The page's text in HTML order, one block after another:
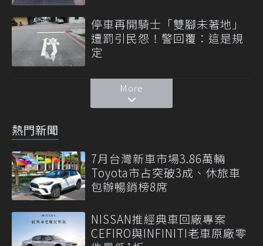
停車再開騎士「雙腳未著地」
遭罰引民怨！警回覆：這是規
定
More
熱門新聞
7月台灣新車市場3.86萬輛
Toyota市占突破3成、休旅車
包辦暢銷榜8席
NISSAN推經典車回廠專案
CEFIRO與INFINITI老車原廠零